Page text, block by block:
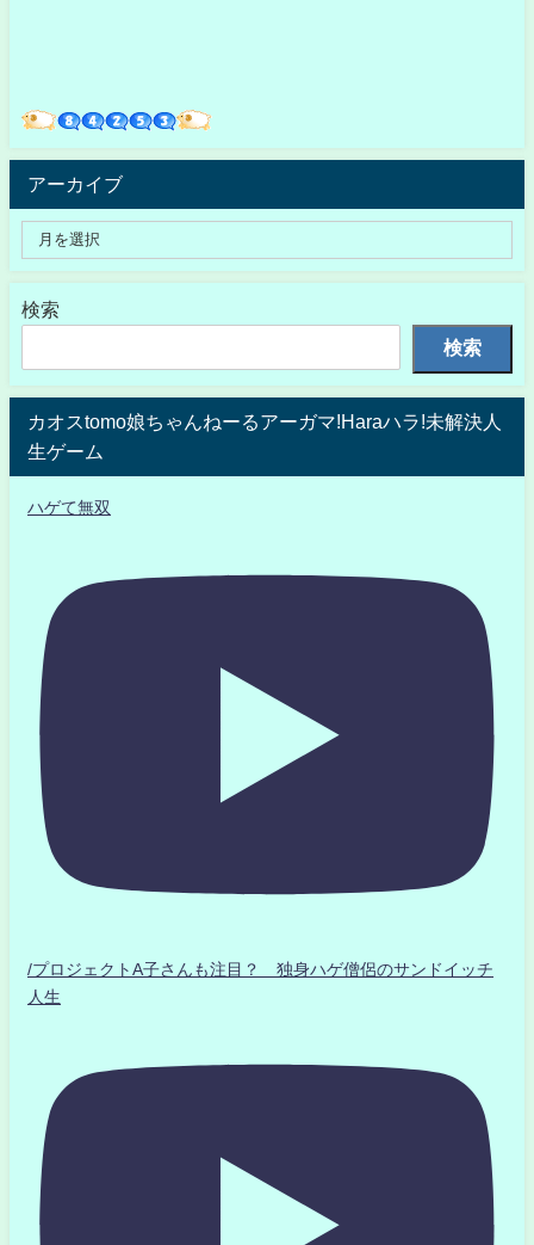
アーカイブ
検索
検索
カオスtomo娘ちゃんねーるアーガマ!Haraハラ!未解決人
生ゲーム
ハゲて無双
/プロジェクトA子さんも注目？ 独身ハゲ僧侶のサンドイッチ
人生